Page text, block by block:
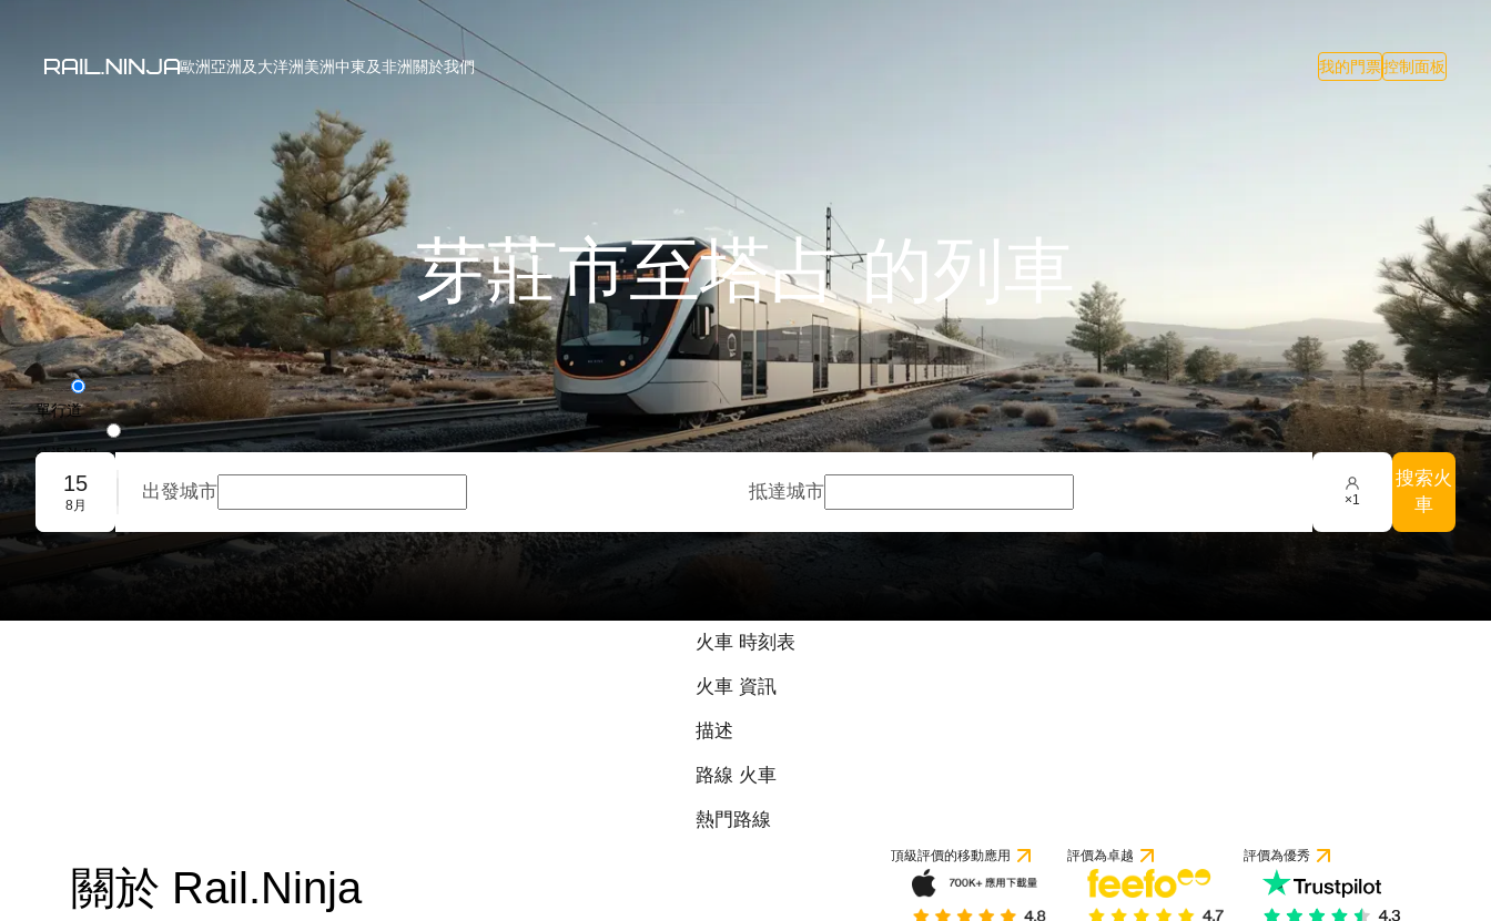
歐洲亞洲及大洋洲美洲中東及非洲關於我們 我的門票控制面板
芽莊市至塔占 的列車
單行道
往返旅程
團體預訂
15
8月
出發城市 抵達城市 ×1
搜索火
車
火車 時刻表
火車 資訊
描述
路線 火車
熱門路線
關於 Rail.Ninja
頂級評價的移動應用 評價為卓越 評價為優秀